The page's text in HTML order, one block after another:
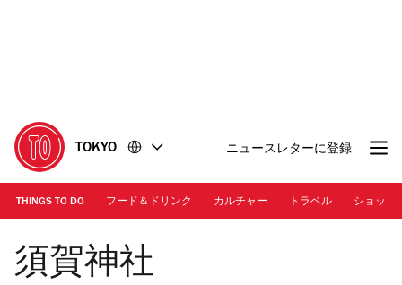
に
移
動
移
動
TOKYO ニュースレターに登録
THINGS TO DO フード＆ドリンク カルチャー トラベル ショッピ
Photo: Photo AC | 須賀神社
須賀神社